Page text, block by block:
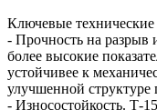
Ключевые
- Прочность на разрыв
более высокие
устойчивее к
улучшенной структуре
- Износостойкость.